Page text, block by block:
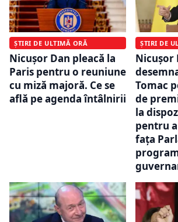
ȘTIRI DE ULTIMĂ ORĂ
Nicușor Dan pleacă la
Paris pentru o reuniune
cu miză majoră. Ce se
află pe agenda întâlnirii
ȘTIRI DE
Nicușor
Tomac
de
la
pentru
fața